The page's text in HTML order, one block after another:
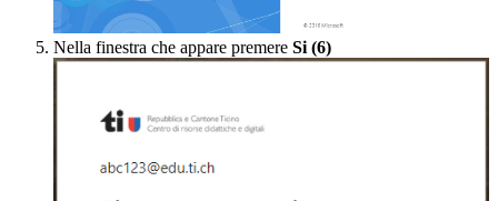
Nella finestra che appare premere Si (6)